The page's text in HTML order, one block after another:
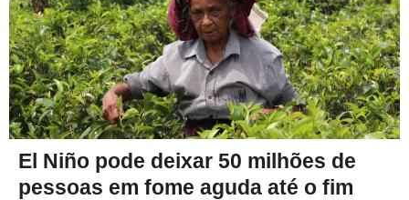
El Niño pode deixar 50 milhões de
pessoas em fome aguda até o fim